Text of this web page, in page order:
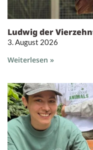
Ludwig der
3. August 2026
Weiterlesen »